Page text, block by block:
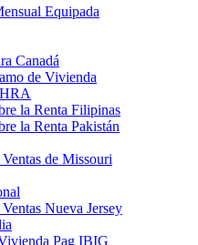
Equipada
Canadá
de Vivienda
la Renta Filipinas
la Renta Pakistán
de Missouri
Nueva Jersey
Pag IBIG